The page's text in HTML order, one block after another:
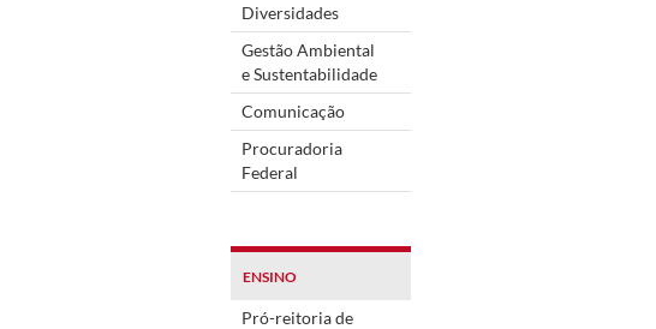
Diversidades
Gestão Ambiental
e Sustentabilidade
Comunicação
Procuradoria
Federal
ENSINO
Pró-reitoria de